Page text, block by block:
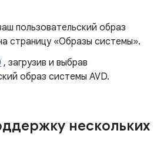
пользовательский образ
страницу «Образы системы».
, загрузив и выбрав
образ системы AVD.
нескольких